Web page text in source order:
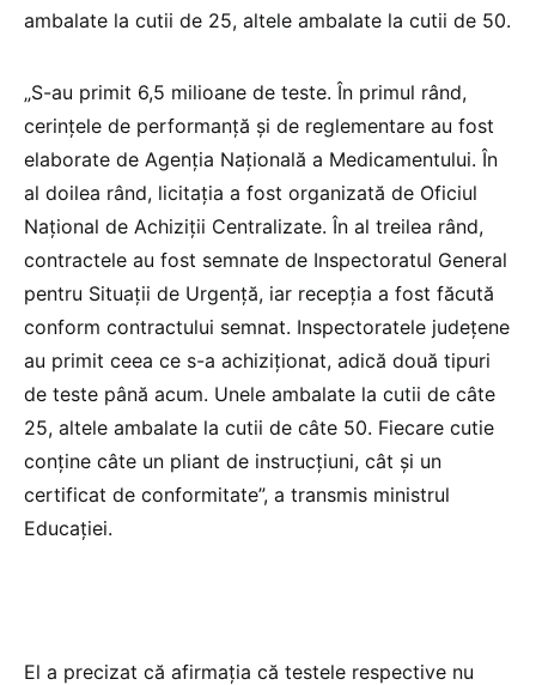
ambalate la cutii de 25, altele ambalate la cutii de 50.
„S-au primit 6,5 milioane de teste. În primul rând,
cerinţele de performanţă şi de reglementare au fost
elaborate de Agenţia Naţională a Medicamentului. În
al doilea rând, licitaţia a fost organizată de Oficiul
Naţional de Achiziţii Centralizate. În al treilea rând,
contractele au fost semnate de Inspectoratul General
pentru Situaţii de Urgenţă, iar recepţia a fost făcută
conform contractului semnat. Inspectoratele judeţene
au primit ceea ce s-a achiziţionat, adică două tipuri
de teste până acum. Unele ambalate la cutii de câte
25, altele ambalate la cutii de câte 50. Fiecare cutie
conţine câte un pliant de instrucţiuni, cât şi un
certificat de conformitate”, a transmis ministrul
Educaţiei.
El a precizat că afirmaţia că testele respective nu